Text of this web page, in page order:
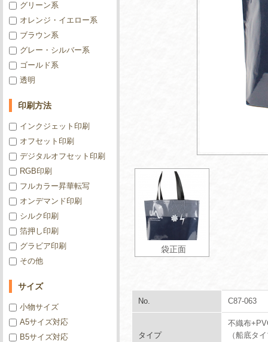
袋正面
No. C87-063
タイプ
不織布
（船底タ
グリーン系
オレンジ・イエロー系
ブラウン系
グレー・シルバー系
ゴールド系
透明
印刷方法
インクジェット印刷
オフセット印刷
デジタルオフセット印刷
RGB印刷
フルカラー昇華転写
オンデマンド印刷
シルク印刷
箔押し印刷
グラビア印刷
その他
サイズ
小物サイズ
A5サイズ対応
B5サイズ対応